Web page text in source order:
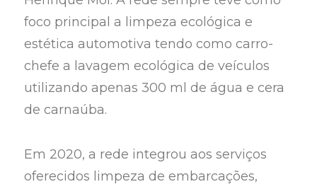
foco principal a limpeza ecológica e
estética automotiva tendo como carro-
chefe a lavagem ecológica de veículos
utilizando apenas 300 ml de água e cera
de carnaúba.
Em 2020, a rede integrou aos serviços
oferecidos limpeza de embarcações,